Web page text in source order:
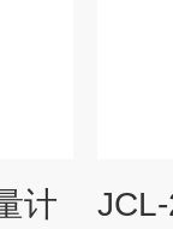
计